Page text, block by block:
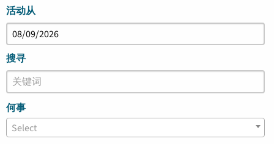
活
动
搜
索
和
视
图
导
活
动
搜
索
活动从
搜寻
何事
Select